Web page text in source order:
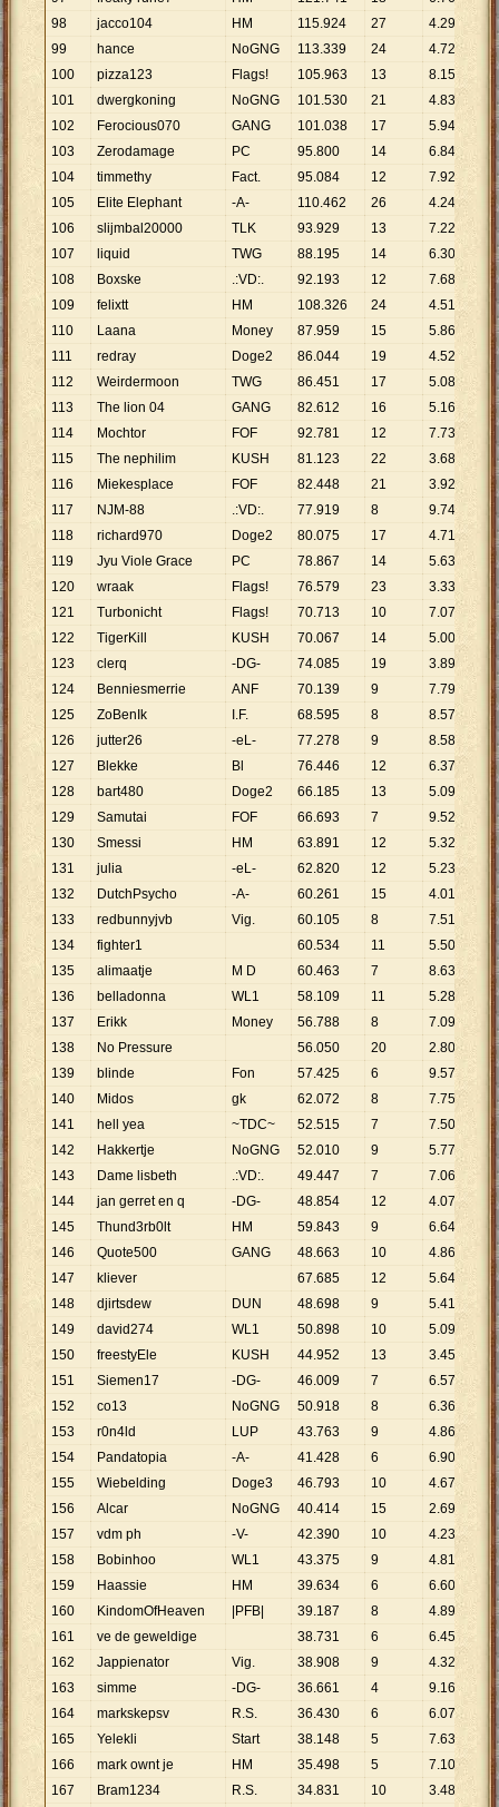
98
jacco104 HM 115.924 27 4.293
99
hance NoGNG 113.339 24 4.722
100
pizza123 Flags! 105.963 13 8.151
101
dwergkoning NoGNG 101.530 21 4.835
102
Ferocious070 GANG 101.038 17 5.943
103
Zerodamage PC 95.800 14 6.843
104
timmethy Fact. 95.084 12 7.924
105
Elite Elephant -A- 110.462 26 4.249
106
slijmbal20000 TLK 93.929 13 7.225
107
liquid TWG 88.195 14 6.300
108
Boxske .:VD:. 92.193 12 7.683
109
felixtt HM 108.326 24 4.514
110
Laana Money 87.959 15 5.864
111
redray Doge2 86.044 19 4.529
112
Weirdermoon TWG 86.451 17 5.085
113
The lion 04 GANG 82.612 16 5.163
114
Mochtor FOF 92.781 12 7.732
115
The nephilim KUSH 81.123 22 3.687
116
Miekesplace FOF 82.448 21 3.926
117
NJM-88 .:VD:. 77.919 8 9.740
118
richard970 Doge2 80.075 17 4.710
119
Jyu Viole Grace PC 78.867 14 5.633
120
wraak Flags! 76.579 23 3.330
121
Turbonicht Flags! 70.713 10 7.071
122
TigerKill KUSH 70.067 14 5.005
123
clerq -DG- 74.085 19 3.899
124
Benniesmerrie ANF 70.139 9 7.793
125
ZoBenIk I.F. 68.595 8 8.574
126
jutter26 -eL- 77.278 9 8.586
127
Blekke Bl 76.446 12 6.371
128
bart480 Doge2 66.185 13 5.091
129
Samutai FOF 66.693 7 9.528
130
Smessi HM 63.891 12 5.324
131
julia -eL- 62.820 12 5.235
132
DutchPsycho -A- 60.261 15 4.017
133
redbunnyjvb Vig. 60.105 8 7.513
134
fighter1 60.534 11 5.503
135
alimaatje M D 60.463 7 8.638
136
belladonna WL1 58.109 11 5.283
137
Erikk Money 56.788 8 7.099
138
No Pressure 56.050 20 2.803
139
blinde Fon 57.425 6 9.571
140
Midos gk 62.072 8 7.759
141
hell yea ~TDC~ 52.515 7 7.502
142
Hakkertje NoGNG 52.010 9 5.779
143
Dame lisbeth .:VD:. 49.447 7 7.064
144
jan gerret en q -DG- 48.854 12 4.071
145
Thund3rb0lt HM 59.843 9 6.649
146
Quote500 GANG 48.663 10 4.866
147
kliever 67.685 12 5.640
148
djirtsdew DUN 48.698 9 5.411
149
david274 WL1 50.898 10 5.090
150
freestyEle KUSH 44.952 13 3.458
151
Siemen17 -DG- 46.009 7 6.573
152
co13 NoGNG 50.918 8 6.365
153
r0n4ld LUP 43.763 9 4.863
154
Pandatopia -A- 41.428 6 6.905
155
Wiebelding Doge3 46.793 10 4.679
156
Alcar NoGNG 40.414 15 2.694
157
vdm ph -V- 42.390 10 4.239
158
Bobinhoo WL1 43.375 9 4.819
159
Haassie HM 39.634 6 6.606
160
KindomOfHeaven |PFB| 39.187 8 4.898
161
ve de geweldige 38.731 6 6.455
162
Jappienator Vig. 38.908 9 4.323
163
simme -DG- 36.661 4 9.165
164
markskepsv R.S. 36.430 6 6.072
165
Yelekli Start 38.148 5 7.630
166
mark ownt je HM 35.498 5 7.100
167
Bram1234 R.S. 34.831 10 3.483